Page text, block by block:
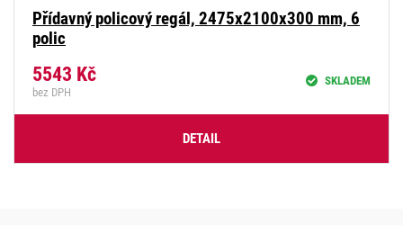
Přídavný policový regál, 2475x2100x300 mm, 6
polic
5543 Kč
bez DPH
SKLADEM
DETAIL